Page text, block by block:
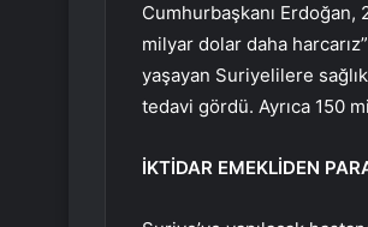
Cumhurbaşkanı Erdoğan,
milyar dolar daha
yaşayan Suriyelilere
tedavi gördü. Ayrıca 150
İKTİDAR EMEKLİDEN